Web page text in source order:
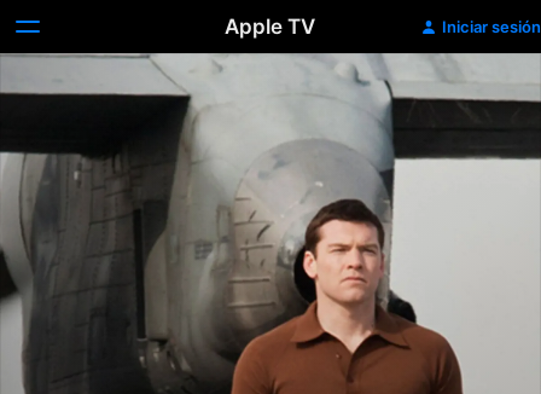
Apple TV Iniciar sesión